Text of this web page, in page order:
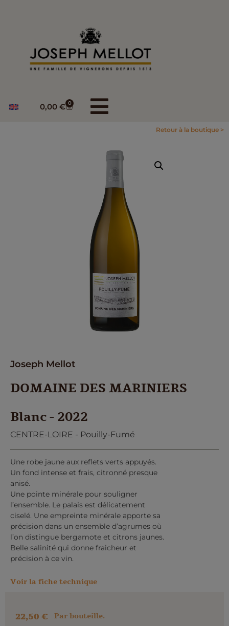
0,00 € 0
Retour à la boutique >
Joseph Mellot
DOMAINE DES MARINIERS
Blanc - 2022
CENTRE-LOIRE - Pouilly-Fumé
Une robe jaune aux reflets verts appuyés.
Un fond intense et frais, citronné presque
anisé.
Une pointe minérale pour souligner
l’ensemble. Le palais est délicatement
ciselé. Une empreinte minérale apporte sa
précision dans un ensemble d’agrumes où
l’on distingue bergamote et citrons jaunes.
Belle salinité qui donne fraicheur et
précision à ce vin.
Voir la fiche technique
22,50 € Par bouteille.